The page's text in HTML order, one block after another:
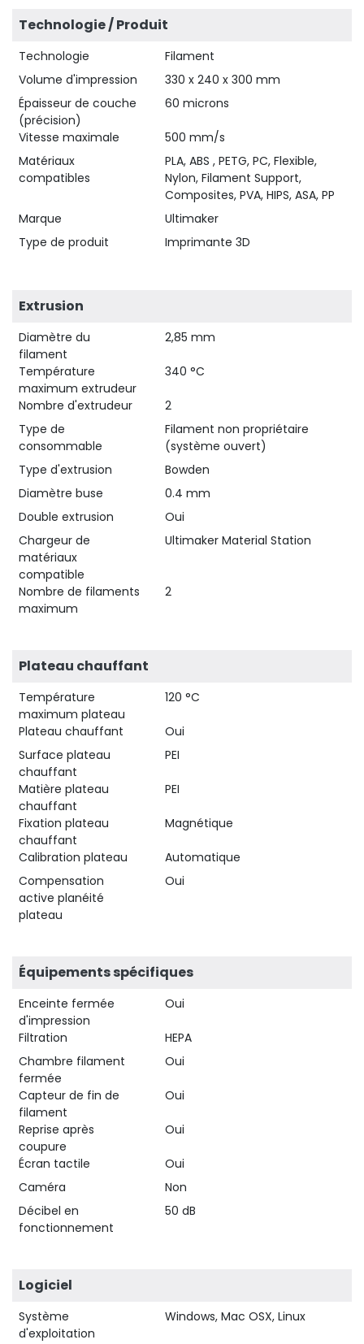
Technologie / Produit
Technologie
Filament
Volume d'impression
330 x 240 x 300 mm
Épaisseur de couche
(précision)
60 microns
Vitesse maximale
500 mm/s
Matériaux
compatibles
PLA, ABS , PETG, PC, Flexible,
Nylon, Filament Support,
Composites, PVA, HIPS, ASA, PP
Marque
Ultimaker
Type de produit
Imprimante 3D
Extrusion
Diamètre du
filament
2,85 mm
Température
maximum extrudeur
340 °C
Nombre d'extrudeur
2
Type de
consommable
Filament non propriétaire
(système ouvert)
Type d'extrusion
Bowden
Diamètre buse
0.4 mm
Double extrusion
Oui
Chargeur de
matériaux
compatible
Ultimaker Material Station
Nombre de filaments
maximum
2
Plateau chauffant
Température
maximum plateau
120 °C
Plateau chauffant
Oui
Surface plateau
chauffant
PEI
Matière plateau
chauffant
PEI
Fixation plateau
chauffant
Magnétique
Calibration plateau
Automatique
Compensation
active planéité
plateau
Oui
Équipements spécifiques
Enceinte fermée
d'impression
Oui
Filtration
HEPA
Chambre filament
fermée
Oui
Capteur de fin de
filament
Oui
Reprise après
coupure
Oui
Écran tactile
Oui
Caméra
Non
Décibel en
fonctionnement
50 dB
Logiciel
Système
d'exploitation
Windows, Mac OSX, Linux